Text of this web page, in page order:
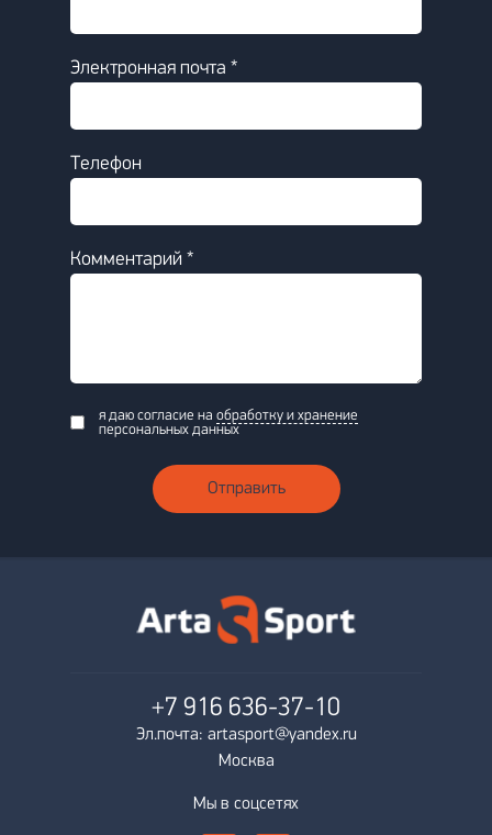
Электронная почта *
Телефон
Комментарий *
я даю согласие на обработку и хранение
персональных данных
Отправить
+7 916 636-37-10
Эл.почта: artasport@yandex.ru
Москва
Мы в соцсетях